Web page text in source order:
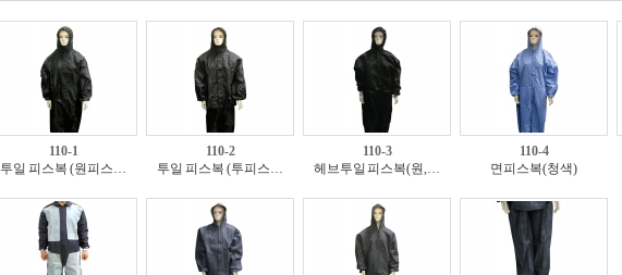
110-1
투일 피스복 (원피스…
110-2
투일 피스복 (투피스…
110-3
헤브투일 피스복(원,…
110-4
면피스복(청색)